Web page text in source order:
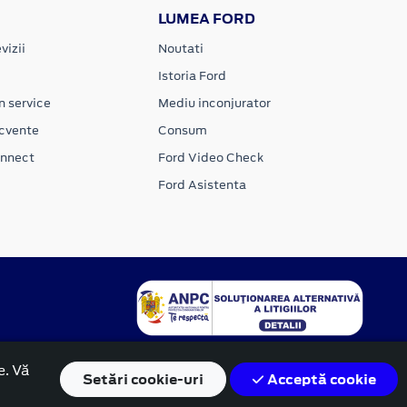
service
LUMEA FORD
Noutati
Istoria Ford
Mediu inconjurator
Consum
Ford Video Check
Ford Asistenta
Vă Setăricookie-uri Acceptă cookie